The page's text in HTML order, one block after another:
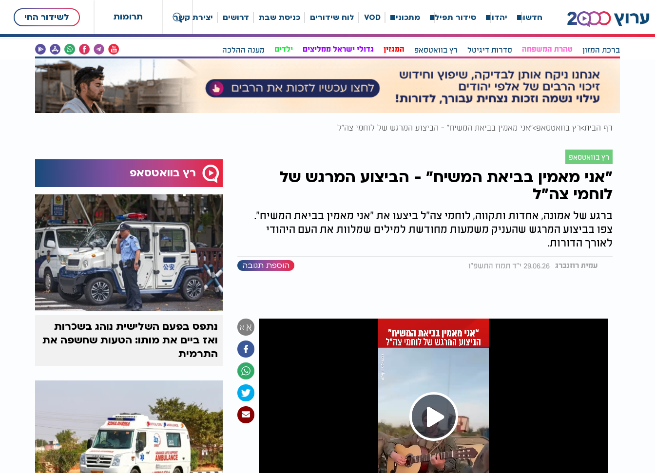
תרומות לשידור החי חדשות יהדות סידור תפילה מתכונים VOD לוח שידורים כניסת שבת דרושים יצירת קשר
ברכת המזון טהרת המשפחה סדרות דיגיטל רץ בוואטסאפ המגזין גדולי ישראל ממליצים ילדים מענה ההלכה
דף הבית רץ בוואטסאפ "אני מאמין בביאת המשיח" - הביצוע המרגש של לוחמי צה"ל
רץ בוואטסאפ
"אני מאמין בביאת המשיח" - הביצוע המרגש של
לוחמי צה"ל
ברגע של אמונה, אחדות ותקווה, לוחמי צה"ל ביצעו את "אני מאמין בביאת המשיח".
צפו בביצוע המרגש שהעניק משמעות מחודשת למילים שמלוות את העם היהודי
לאורך הדורות.
עמית רוזנברג 29.06.26 י"ד תמוז התשפ"ו הוספת תגובה
א א
Play
רץ בוואטסאפ
נתפס בפעם השלישית נוהג בשכרות
ואז ביים את מותו: הטעות שחשפה את
התרמית